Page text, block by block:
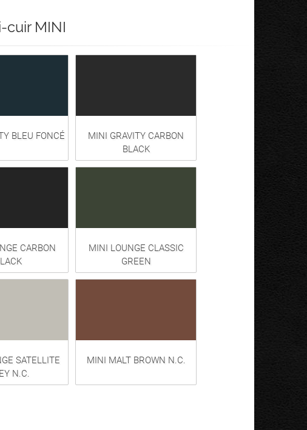
cuir MINI
BLEU FONCÉ
MINI GRAVITY CARBON
BLACK
CARBON
MINI LOUNGE CLASSIC
GREEN
SATELLITE
N.C.
MINI MALT BROWN N.C.